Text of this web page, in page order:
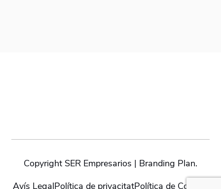
Copyright SER Empresarios | Branding Plan.
Avís LegalPolítica de privacitatPolítica de Cookies